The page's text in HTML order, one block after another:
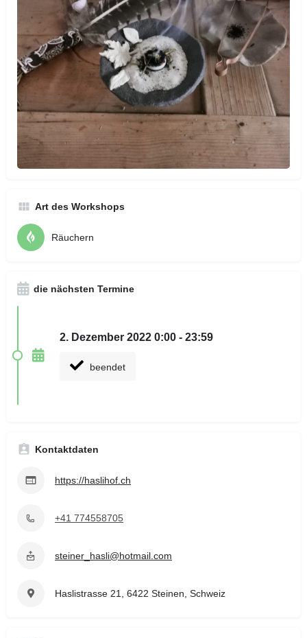
Art des Workshops
Räuchern
die nächsten Termine
2. Dezember 2022 0:00 - 23:59
beendet
Kontaktdaten
https://haslihof.ch
+41 774558705
steiner_hasli@hotmail.com
Haslistrasse 21, 6422 Steinen, Schweiz